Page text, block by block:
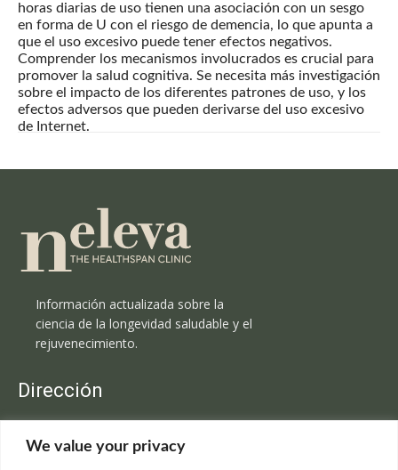
We value your privacy
horas diarias de uso tienen una asociación con un sesgo
en forma de U con el riesgo de demencia, lo que apunta a
que el uso excesivo puede tener efectos negativos.
Comprender los mecanismos involucrados es crucial para
promover la salud cognitiva. Se necesita más investigación
sobre el impacto de los diferentes patrones de uso, y los
efectos adversos que pueden derivarse del uso excesivo
de Internet.
Información actualizada sobre la
ciencia de la longevidad saludable y el
rejuvenecimiento.
Dirección
C/Claudio Coello, 19 - 1º